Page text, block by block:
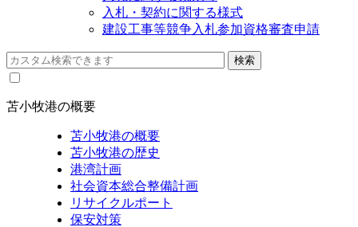
入札・契約に関する様式
建設工事等競争入札参加資格審査申請
苫小牧港の概要
苫小牧港の概要
苫小牧港の歴史
港湾計画
社会資本総合整備計画
リサイクルポート
保安対策